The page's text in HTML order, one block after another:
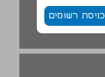
כניסת רשומים